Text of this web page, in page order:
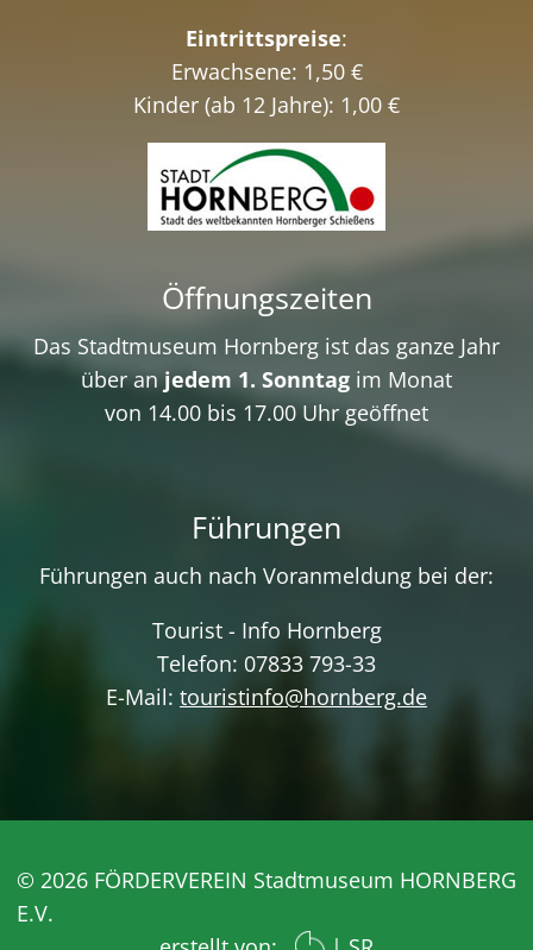
Eintrittspreise:
Erwachsene: 1,50 €
Kinder (ab 12 Jahre): 1,00 €
Öffnungszeiten
Das Stadtmuseum Hornberg ist das ganze Jahr
über anjedem 1. Sonntag im Monat
von 14.00 bis 17.00 Uhr geöffnet
Führungen
Führungen auch nach Voranmeldung bei der:
Tourist - Info Hornberg
Telefon: 07833 793-33
E-Mail: touristinfo@hornberg.de
© 2026 FÖRDERVEREIN Stadtmuseum HORNBERG
E.V.